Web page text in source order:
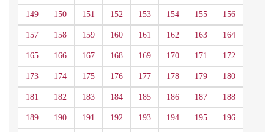
149 150 151 152 153 154 155 156
157 158 159 160 161 162 163 164
165 166 167 168 169 170 171 172
173 174 175 176 177 178 179 180
181 182 183 184 185 186 187 188
189 190 191 192 193 194 195 196